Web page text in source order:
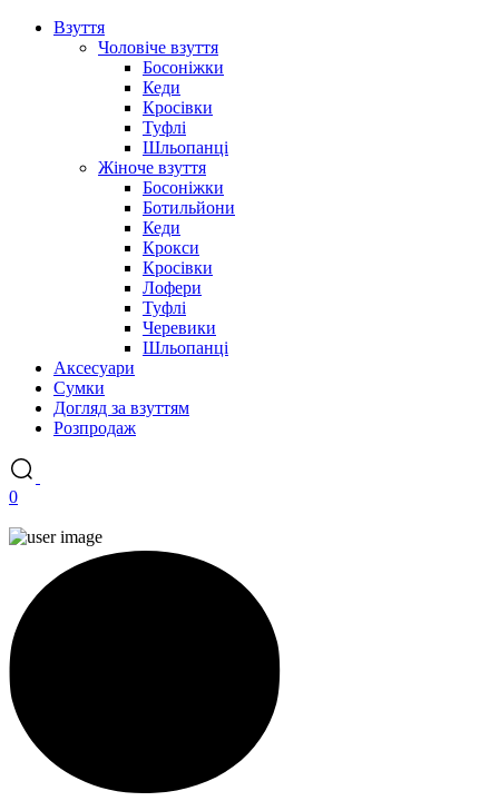
Взуття
Чоловіче взуття
Босоніжки
Кеди
Кросівки
Туфлі
Шльопанці
Жіноче взуття
Босоніжки
Ботильйони
Кеди
Крокси
Кросівки
Лофери
Туфлі
Черевики
Шльопанці
Аксесуари
Сумки
Догляд за взуттям
Розпродаж
0